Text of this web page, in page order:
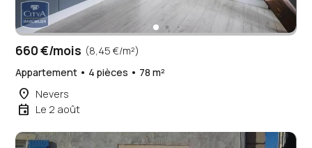
660 €/mois (8,45 €/m²)
Appartement • 4 pièces • 78 m²
place Nevers
event Le 2 août